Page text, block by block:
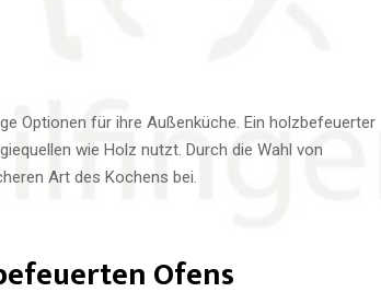
Optionen für ihre Außenküche. Ein holzbefeuerter
wie Holz nutzt. Durch die Wahl von
Art des Kochens bei.
Ofens